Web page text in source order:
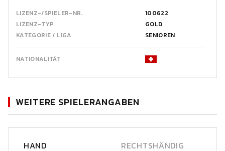
LIZENZ-/SPIELER-NR.
100622
LIZENZ-TYP
GOLD
KATEGORIE / LIGA
SENIOREN
NATIONALITÄT
WEITERE SPIELERANGABEN
HAND
RECHTSHÄNDIG